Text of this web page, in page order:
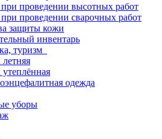
проведении высотных работ
проведении сварочных работ
защиты кожи
инвентарь
туризм
одежда
уборы